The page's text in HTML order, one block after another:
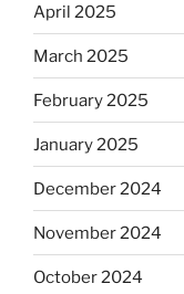
April 2025
March 2025
February 2025
January 2025
December 2024
November 2024
October 2024